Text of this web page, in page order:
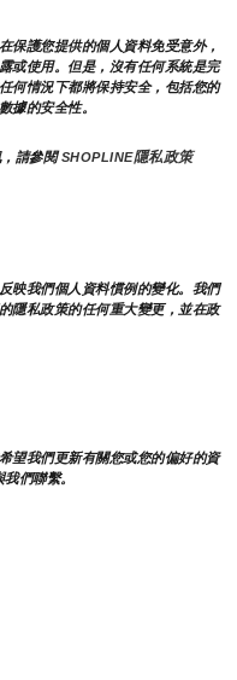
保護您提供的個人資料免受意外，
或使用。但是，沒有任何系統是完
何情況下都將保持安全，包括您的
據的安全性。
，請參閱 SHOPLINE隱私政策
映我們個人資料慣例的變化。我們
隱私政策的任何重大變更，並在政
望我們更新有關您或您的偏好的資
們聯繫。